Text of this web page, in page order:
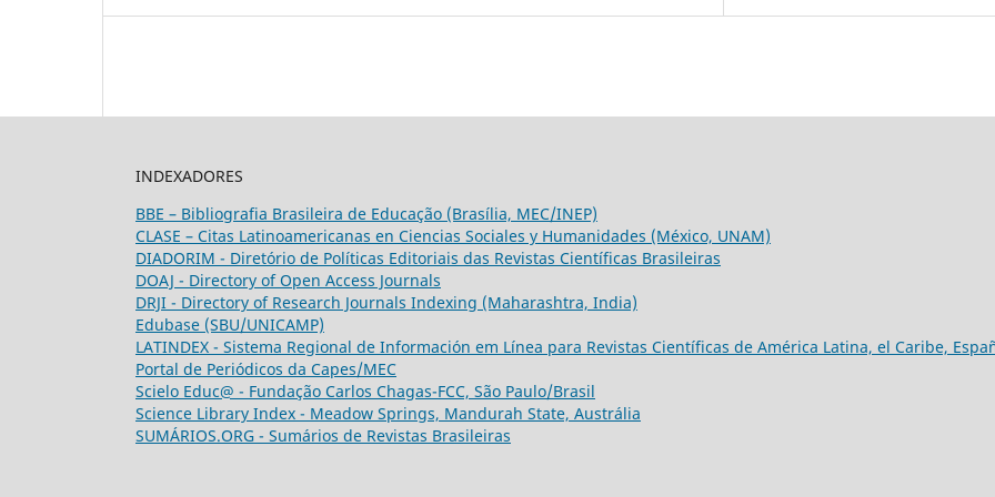
INDEXADORES
BBE – Bibliografia Brasileira de Educação (Brasília, MEC/INEP)
CLASE – Citas Latinoamericanas en Ciencias Sociales y Humanidades (México, UNAM)
DIADORIM - Diretório de Políticas Editoriais das Revistas Científicas Brasileiras
DOAJ - Directory of Open Access Journals
DRJI - Directory of Research Journals Indexing (Maharashtra, India)
Edubase (SBU/UNICAMP)
LATINDEX - Sistema Regional de Información em Línea para Revistas Científicas de América Latina, el Caribe,
Portal de Periódicos da Capes/MEC
Scielo Educ@ - Fundação Carlos Chagas-FCC, São Paulo/Brasil
Science Library Index - Meadow Springs, Mandurah State, Austrália
SUMÁRIOS.ORG - Sumários de Revistas Brasileiras